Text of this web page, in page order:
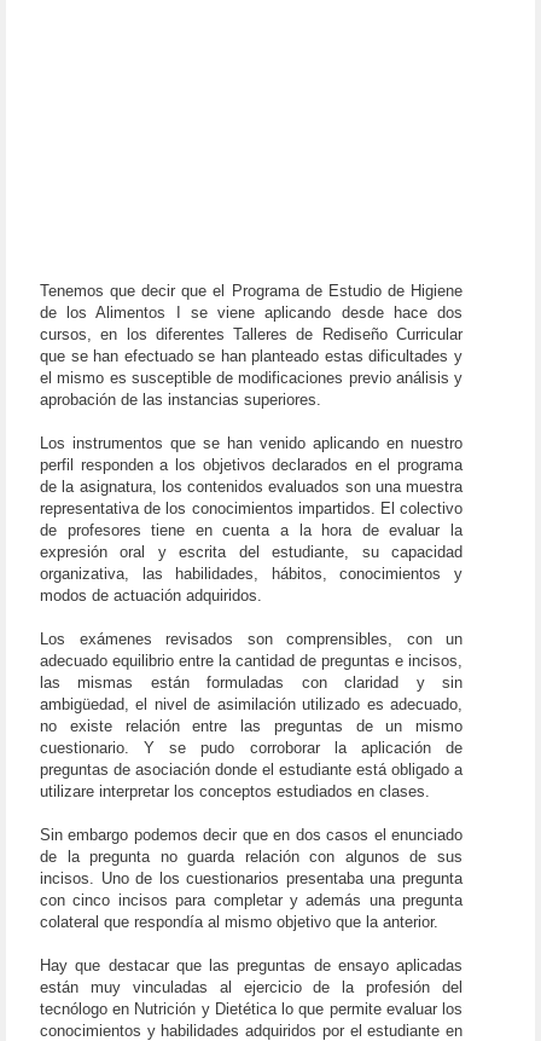
Tenemos que decir que el Programa de Estudio de Higiene
de los Alimentos I se viene aplicando desde hace dos
cursos, en los diferentes Talleres de Rediseño Curricular
que se han efectuado se han planteado estas dificultades y
el mismo es susceptible de modificaciones previo análisis y
aprobación de las instancias superiores.
Los instrumentos que se han venido aplicando en nuestro
perfil responden a los objetivos declarados en el programa
de la asignatura, los contenidos evaluados son una muestra
representativa de los conocimientos impartidos. El colectivo
de profesores tiene en cuenta a la hora de evaluar la
expresión oral y escrita del estudiante, su capacidad
organizativa, las habilidades, hábitos, conocimientos y
modos de actuación adquiridos.
Los exámenes revisados son comprensibles, con un
adecuado equilibrio entre la cantidad de preguntas e incisos,
las mismas están formuladas con claridad y sin
ambigüedad, el nivel de asimilación utilizado es adecuado,
no existe relación entre las preguntas de un mismo
cuestionario. Y se pudo corroborar la aplicación de
preguntas de asociación donde el estudiante está obligado a
utilizare interpretar los conceptos estudiados en clases.
Sin embargo podemos decir que en dos casos el enunciado
de la pregunta no guarda relación con algunos de sus
incisos. Uno de los cuestionarios presentaba una pregunta
con cinco incisos para completar y además una pregunta
colateral que respondía al mismo objetivo que la anterior.
Hay que destacar que las preguntas de ensayo aplicadas
están muy vinculadas al ejercicio de la profesión del
tecnólogo en Nutrición y Dietética lo que permite evaluar los
conocimientos y habilidades adquiridos por el estudiante en